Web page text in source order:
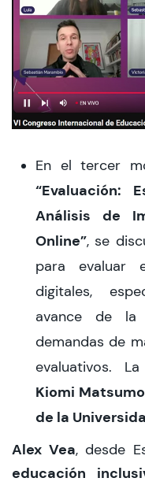
En el tercer
“Evaluación:
Análisis de
Online”, se
para evaluar
digitales,
avance de la
demandas de
evaluativos.
Kiomi
de la
Alex Vea, desde
educación